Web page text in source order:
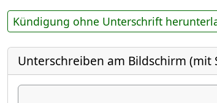
Kündigung ohne Unterschrift
Unterschreiben am Bildschirm (mit